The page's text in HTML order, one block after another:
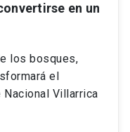
en un
los bosques,
el
Nacional Villarrica